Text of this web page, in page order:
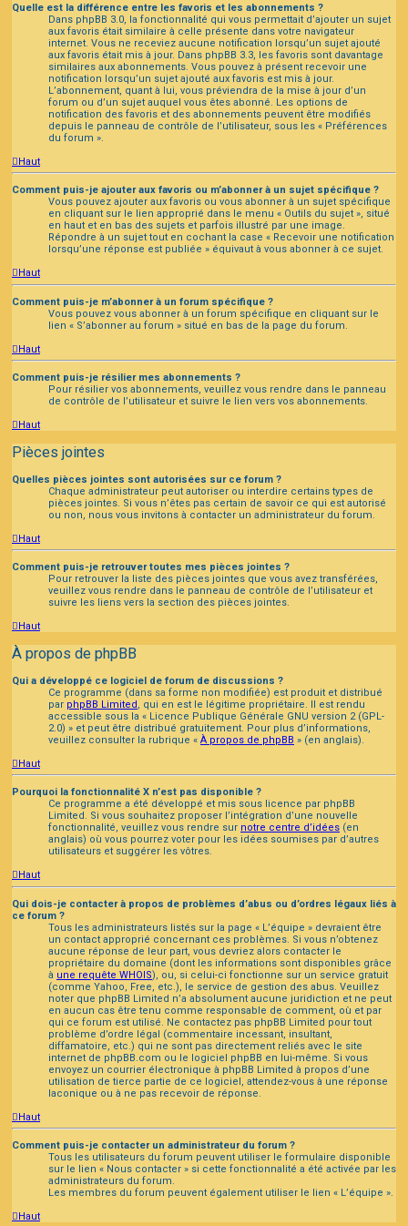
Quelle est la différence entre les favoris et les abonnements ?
Dans phpBB 3.0, la fonctionnalité qui vous permettait d’ajouter un sujet
aux favoris était similaire à celle présente dans votre navigateur
internet. Vous ne receviez aucune notification lorsqu’un sujet ajouté
aux favoris était mis à jour. Dans phpBB 3.3, les favoris sont davantage
similaires aux abonnements. Vous pouvez à présent recevoir une
notification lorsqu’un sujet ajouté aux favoris est mis à jour.
L’abonnement, quant à lui, vous préviendra de la mise à jour d’un
forum ou d’un sujet auquel vous êtes abonné. Les options de
notification des favoris et des abonnements peuvent être modifiés
depuis le panneau de contrôle de l’utilisateur, sous les « Préférences
du forum ».
Haut
Comment puis-je ajouter aux favoris ou m’abonner à un sujet spécifique ?
Vous pouvez ajouter aux favoris ou vous abonner à un sujet spécifique
en cliquant sur le lien approprié dans le menu « Outils du sujet », situé
en haut et en bas des sujets et parfois illustré par une image.
Répondre à un sujet tout en cochant la case « Recevoir une notification
lorsqu’une réponse est publiée » équivaut à vous abonner à ce sujet.
Haut
Comment puis-je m’abonner à un forum spécifique ?
Vous pouvez vous abonner à un forum spécifique en cliquant sur le
lien « S’abonner au forum » situé en bas de la page du forum.
Haut
Comment puis-je résilier mes abonnements ?
Pour résilier vos abonnements, veuillez vous rendre dans le panneau
de contrôle de l’utilisateur et suivre le lien vers vos abonnements.
Haut
Pièces jointes
Quelles pièces jointes sont autorisées sur ce forum ?
Chaque administrateur peut autoriser ou interdire certains types de
pièces jointes. Si vous n’êtes pas certain de savoir ce qui est autorisé
ou non, nous vous invitons à contacter un administrateur du forum.
Haut
Comment puis-je retrouver toutes mes pièces jointes ?
Pour retrouver la liste des pièces jointes que vous avez transférées,
veuillez vous rendre dans le panneau de contrôle de l’utilisateur et
suivre les liens vers la section des pièces jointes.
Haut
À propos de phpBB
Qui a développé ce logiciel de forum de discussions ?
Ce programme (dans sa forme non modifiée) est produit et distribué
par phpBB Limited , qui en est le légitime propriétaire. Il est rendu
accessible sous la « Licence Publique Générale GNU version 2 (GPL-
2.0) » et peut être distribué gratuitement. Pour plus d’informations,
veuillez consulter la rubrique « À propos de phpBB » (en anglais).
Haut
Pourquoi la fonctionnalité X n’est pas disponible ?
Ce programme a été développé et mis sous licence par phpBB
Limited. Si vous souhaitez proposer l’intégration d’une nouvelle
fonctionnalité, veuillez vous rendre sur notre centre d’idées (en
anglais) où vous pourrez voter pour les idées soumises par d’autres
utilisateurs et suggérer les vôtres.
Haut
Qui dois-je contacter à propos de problèmes d’abus ou d’ordres légaux liés à
ce forum ?
Tous les administrateurs listés sur la page « L’équipe » devraient être
un contact approprié concernant ces problèmes. Si vous n’obtenez
aucune réponse de leur part, vous devriez alors contacter le
propriétaire du domaine (dont les informations sont disponibles grâce
à une requête WHOIS), ou, si celui-ci fonctionne sur un service gratuit
(comme Yahoo, Free, etc.), le service de gestion des abus. Veuillez
noter que phpBB Limited n’a absolument aucune juridiction et ne peut
en aucun cas être tenu comme responsable de comment, où et par
qui ce forum est utilisé. Ne contactez pas phpBB Limited pour tout
problème d’ordre légal (commentaire incessant, insultant,
diffamatoire, etc.) qui ne sont pas directement reliés avec le site
internet de phpBB.com ou le logiciel phpBB en lui-même. Si vous
envoyez un courrier électronique à phpBB Limited à propos d’une
utilisation de tierce partie de ce logiciel, attendez-vous à une réponse
laconique ou à ne pas recevoir de réponse.
Haut
Comment puis-je contacter un administrateur du forum ?
Tous les utilisateurs du forum peuvent utiliser le formulaire disponible
sur le lien « Nous contacter » si cette fonctionnalité a été activée par les
administrateurs du forum.
Les membres du forum peuvent également utiliser le lien « L’équipe ».
Haut